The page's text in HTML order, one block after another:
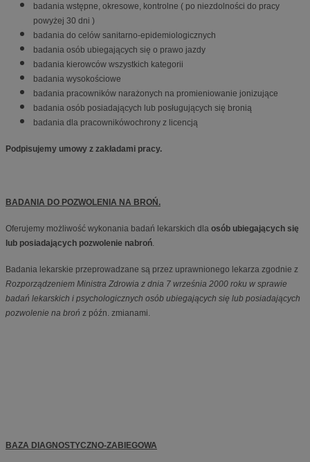
badania wstępne, okresowe, kontrolne ( po niezdolności do pracy
powyżej 30 dni )
badania do celów sanitarno-epidemiologicznych
badania osób ubiegających się o prawo jazdy
badania kierowców wszystkich kategorii
badania wysokościowe
badania pracowników narażonych na promieniowanie jonizujące
badania osób posiadających lub posługujących się bronią
badania dla pracownikówochrony z licencją
Podpisujemy umowy z zakładami pracy.
BADANIA DO POZWOLENIA NA BROŃ.
Oferujemy możliwość wykonania badań lekarskich dla osób ubiegających się
lub posiadających pozwolenie nabroń.
Badania lekarskie przeprowadzane są przez uprawnionego lekarza zgodnie z
Rozporządzeniem Ministra Zdrowia z dnia 7 września 2000 roku w sprawie
badań lekarskich i psychologicznych osób ubiegających się lub posiadających
pozwolenie na broń z późn. zmianami.
BAZA DIAGNOSTYCZNO-ZABIEGOWA